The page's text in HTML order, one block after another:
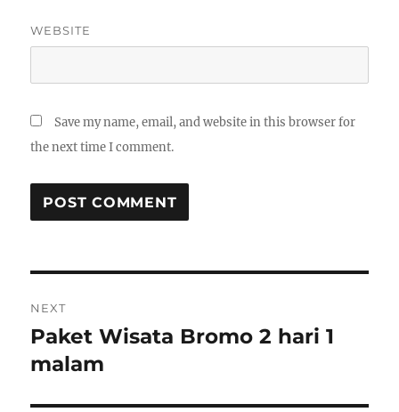
WEBSITE
Save my name, email, and website in this browser for
the next time I comment.
navigation
NEXT
Next
post:
Paket Wisata Bromo 2 hari 1
malam